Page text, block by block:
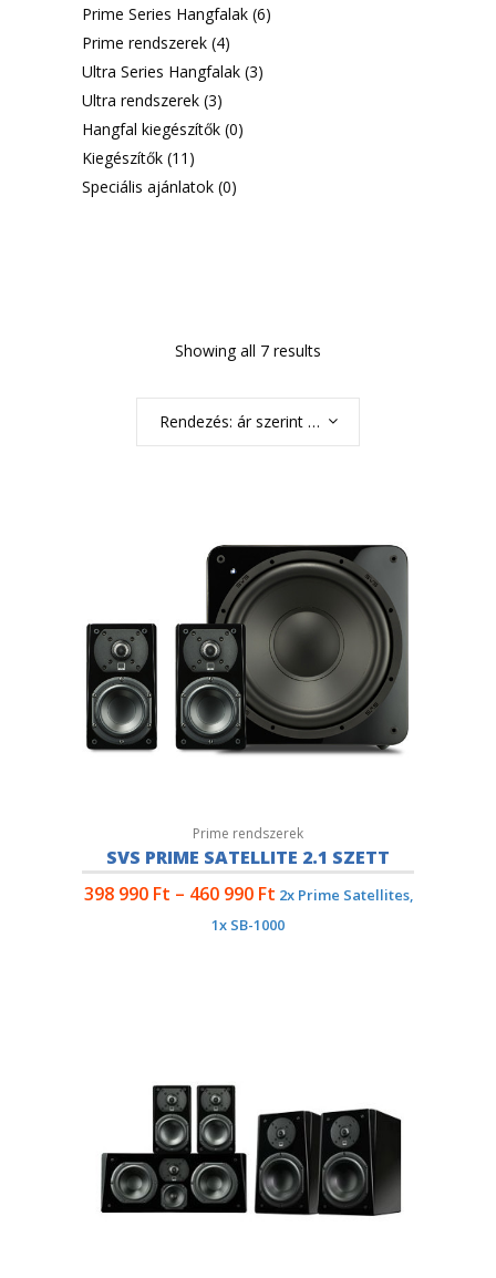
Prime Series Hangfalak (6)
Prime rendszerek (4)
Ultra Series Hangfalak (3)
Ultra rendszerek (3)
Hangfal kiegészítők (0)
Kiegészítők (11)
Speciális ajánlatok (0)
Showing all 7 results
Rendezés: ár szerint növekvő
Prime rendszerek
SVS PRIME SATELLITE 2.1 SZETT
398 990 Ft – 460 990 Ft 2x Prime Satellites,
1x SB-1000